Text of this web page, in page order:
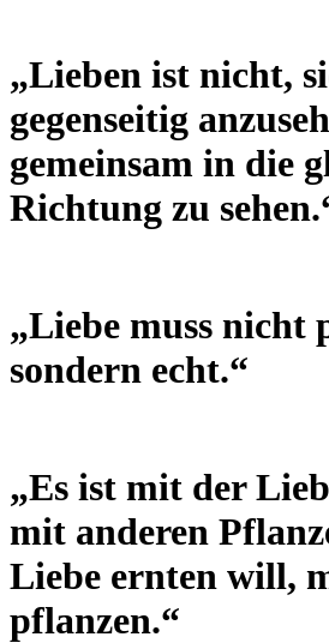
„Lieben ist nicht,
gegenseitig
gemeinsam in die
Richtung zu
„Liebe muss nicht
sondern echt.“
„Es ist mit der
mit anderen
Liebe ernten will,
pflanzen.“